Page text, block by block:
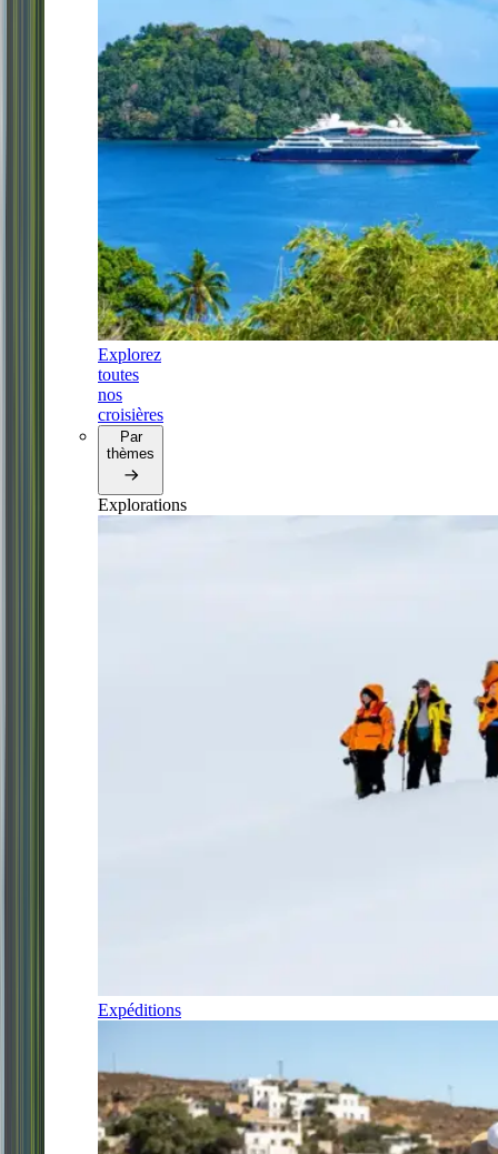
Explorez
toutes
nos
croisières
Par
thèmes
Explorations
Expéditions